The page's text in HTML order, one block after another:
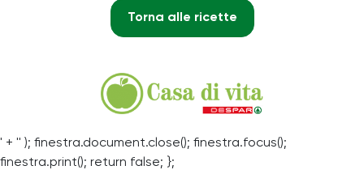
Torna alle ricette
' + '' ); finestra.document.close(); finestra.focus();
finestra.print(); return false; };